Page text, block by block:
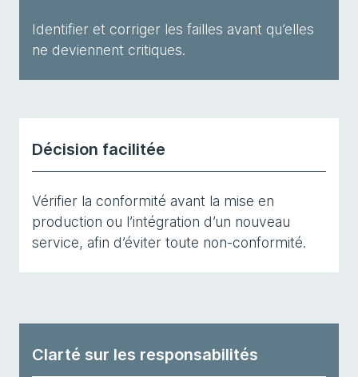
Identifier et corriger les failles avant qu’elles
ne deviennent critiques.
Décision facilitée
Vérifier la conformité avant la mise en
production ou l’intégration d’un nouveau
service, afin d’éviter toute non-conformité.
Clarté sur les responsabilités